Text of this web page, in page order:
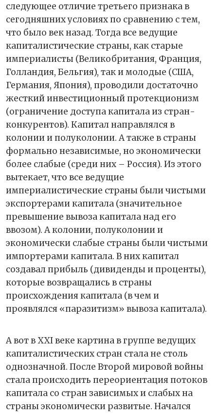
следующее отличие третьего признака в
сегодняшних условиях по сравнению с тем,
что было век назад. Тогда все ведущие
капиталистические страны, как старые
империалисты (Великобритания, Франция,
Голландия, Бельгия), так и молодые (США,
Германия, Япония), проводили достаточно
жесткий инвестиционный протекционизм
(ограничение доступа капитала из стран-
конкурентов). Капитал направлялся в
колонии и полуколонии. А также в страны
формально независимые, но экономически
более слабые (среди них – Россия). Из этого
вытекает, что все ведущие
империалистические страны были чистыми
экспортерами капитала (значительное
превышение вывоза капитала над его
ввозом). А колонии, полуколонии и
экономически слабые страны были чистыми
импортерами капитала. В них капитал
создавал прибыль (дивиденды и проценты),
которые возвращались в страны
происхождения капитала (в чем и
проявлялся «паразитизм» вывоза капитала).
А вот в XXI веке картина в группе ведущих
капиталистических стран стала не столь
однозначной. После Второй мировой войны
стала происходить переориентация потоков
капитала со стран зависимых и слабых на
страны экономически развитые. Начался